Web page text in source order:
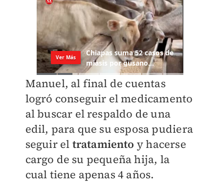
Manuel, al final de cuentas
logró conseguir el medicamento
al buscar el respaldo de una
edil, para que su esposa pudiera
seguir el tratamiento y hacerse
cargo de su pequeña hija, la
cual tiene apenas 4 años.